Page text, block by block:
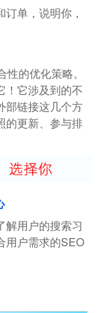
单，说明你，
的优化策略。
！它涉及到的不
部链接这几个方
的更新、参与排
解用户的搜索习
用户需求的SEO